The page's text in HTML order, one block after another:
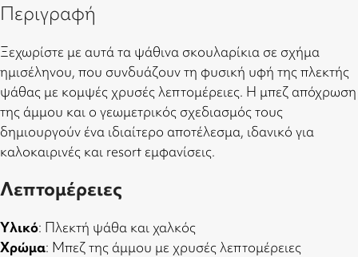
Περιγραφή
Ξεχωρίστε με αυτά τα ψάθινα σκουλαρίκια σε σχήμα
ημισέληνου, που συνδυάζουν τη φυσική υφή της πλεκτής
ψάθας με κομψές χρυσές λεπτομέρειες. Η μπεζ απόχρωση
της άμμου και ο γεωμετρικός σχεδιασμός τους
δημιουργούν ένα ιδιαίτερο αποτέλεσμα, ιδανικό για
καλοκαιρινές και resort εμφανίσεις.
Λεπτομέρειες
Υλικό: Πλεκτή ψάθα και χαλκός
Χρώμα: Μπεζ της άμμου με χρυσές λεπτομέρειες